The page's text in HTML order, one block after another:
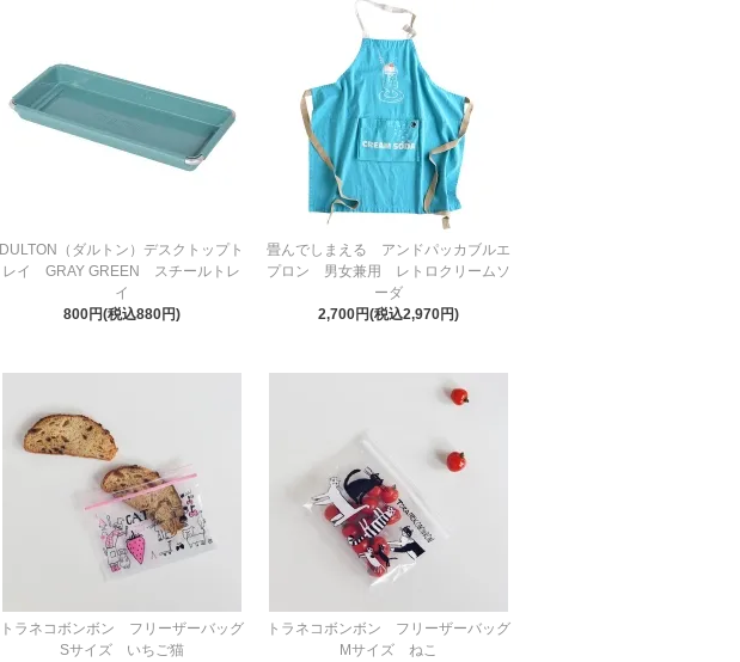
DULTON（ダルトン）デスクトップト
レイ GRAY GREEN スチールトレ
イ
800円(税込880円)
畳んでしまえる アンドパッカブルエ
プロン 男女兼用 レトロクリームソ
ーダ
2,700円(税込2,970円)
トラネコボンボン フリーザーバッグ
Sサイズ いちご猫
トラネコボンボン フリーザーバッグ
Mサイズ ねこ